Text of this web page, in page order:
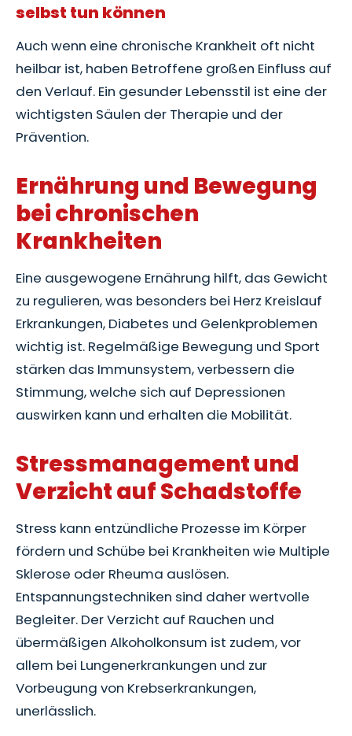
selbst tun können
Auch wenn eine chronische Krankheit oft nicht
heilbar ist, haben Betroffene großen Einfluss auf
den Verlauf. Ein gesunder Lebensstil ist eine der
wichtigsten Säulen der Therapie und der
Prävention.
Ernährung und Bewegung
bei chronischen
Krankheiten
Eine ausgewogene Ernährung hilft, das Gewicht
zu regulieren, was besonders bei Herz Kreislauf
Erkrankungen, Diabetes und Gelenkproblemen
wichtig ist. Regelmäßige Bewegung und Sport
stärken das Immunsystem, verbessern die
Stimmung, welche sich auf Depressionen
auswirken kann und erhalten die Mobilität.
Stressmanagement und
Verzicht auf Schadstoffe
Stress kann entzündliche Prozesse im Körper
fördern und Schübe bei Krankheiten wie Multiple
Sklerose oder Rheuma auslösen.
Entspannungstechniken sind daher wertvolle
Begleiter. Der Verzicht auf Rauchen und
übermäßigen Alkoholkonsum ist zudem, vor
allem bei Lungenerkrankungen und zur
Vorbeugung von Krebserkrankungen,
unerlässlich.